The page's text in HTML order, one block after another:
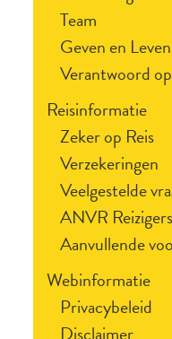
Team
Geven en Leven
Verantwoord
Reisinformatie
Zeker op Reis
Verzekeringen
Veelgestelde
ANVR
Aanvullende
Webinformatie
Privacybeleid